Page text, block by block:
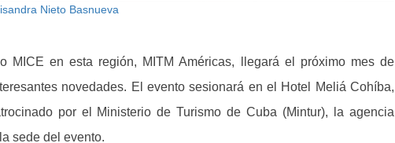
Lisandra Nieto Basnueva
MICE en esta región, MITM Américas, llegará el próximo mes de
novedades. El evento sesionará en el Hotel Meliá Cohíba,
por el Ministerio de Turismo de Cuba (Mintur), la agencia
sede del evento.